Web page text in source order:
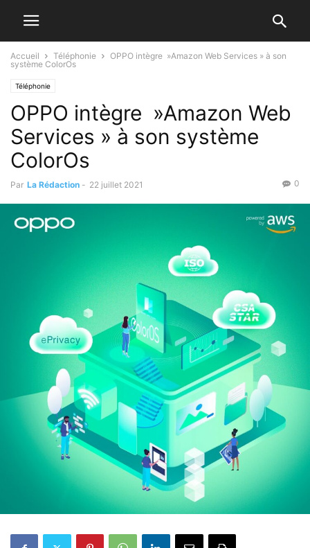
Accueil Téléphonie
OPPO intègre »Amazon Web Services » à son
système ColorOs
Téléphonie
OPPO intègre »Amazon Web
Services » à son système
ColorOs
Par La Rédaction - 22 juillet 2021 0